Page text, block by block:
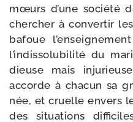
mœurs d’une socié­té
cher­cher à conver­tir
bafoue
l’indissolubilité du
dieuse mais
accorde à cha­cun sa
née, et cruelle envers
des situa­tions